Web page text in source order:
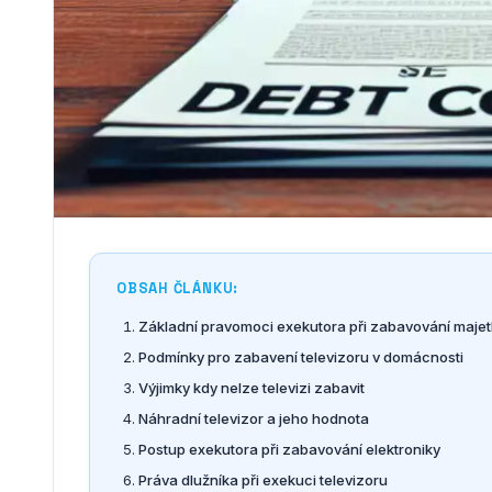
OBSAH ČLÁNKU:
Základní pravomoci exekutora při zabavování
Podmínky pro zabavení televizoru v domácnosti
Výjimky kdy nelze televizi zabavit
Náhradní televizor a jeho hodnota
Postup exekutora při zabavování elektroniky
Práva dlužníka při exekuci televizoru